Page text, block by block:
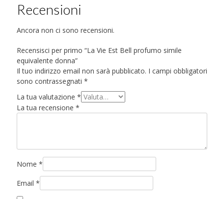
Recensioni
Ancora non ci sono recensioni.
Recensisci per primo “La Vie Est Bell profumo simile
equivalente donna”
Il tuo indirizzo email non sarà pubblicato. I campi obbligatori
sono contrassegnati *
La tua valutazione *
La tua recensione *
Nome *
Email *